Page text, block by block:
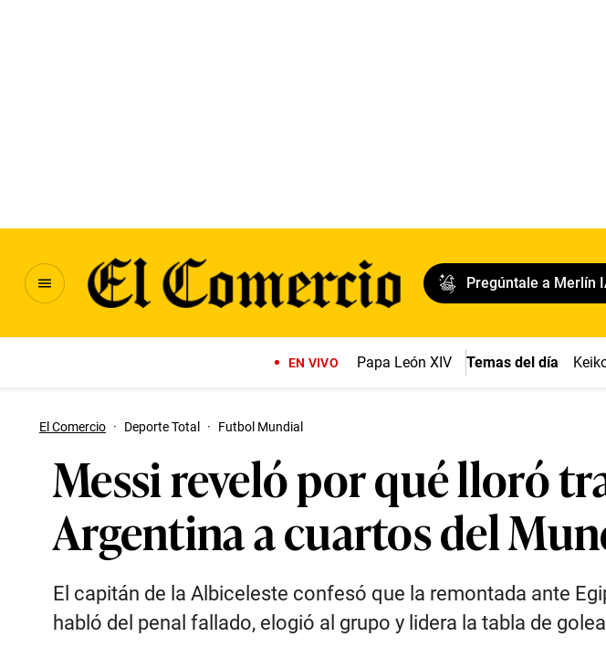
Pregúntale a Merlín
EN VIVO Papa León XIV Temas del día
El Comercio · Deporte Total · Futbol Mundial
Messi reveló por qué lloró
Argentina a cuartos del
El capitán de la Albiceleste confesó que la remontada ante
habló del penal fallado, elogió al grupo y lidera la tabla de